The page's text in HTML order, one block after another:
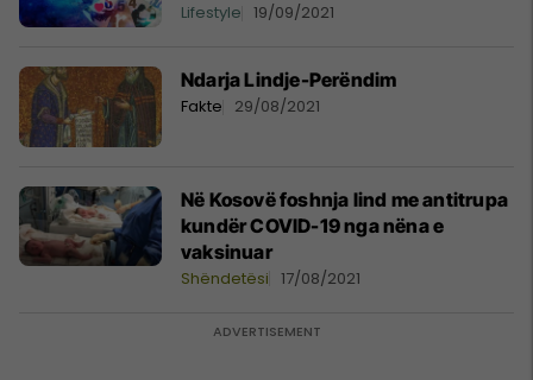
Lifestyle 19/09/2021
Ndarja Lindje-Perëndim
Fakte 29/08/2021
Në Kosovë foshnja lind me antitrupa
kundër COVID-19 nga nëna e
vaksinuar
Shëndetësi 17/08/2021